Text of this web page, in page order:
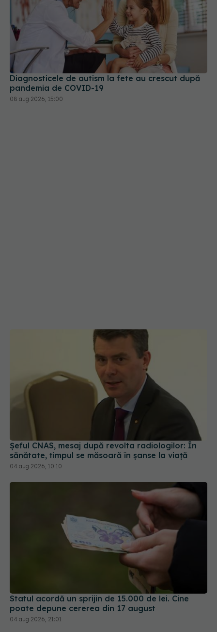
Diagnosticele de autism la fete au crescut după
pandemia de COVID-19
08 aug 2026, 15:00
Șeful CNAS, mesaj după revolta radiologilor: În
sănătate, timpul se măsoară în șanse la viață
04 aug 2026, 10:10
Statul acordă un sprijin de 15.000 de lei. Cine
poate depune cererea din 17 august
04 aug 2026, 21:01